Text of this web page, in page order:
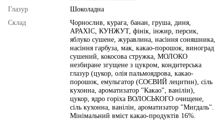
Глазур
Шоколадна
Склад
Чорнослив, курага, банан, груша, диня,
АРАХІС, КУНЖУТ, фінік, інжир, персик,
яблуко сушене, журавлина, насіння соняшника,
насіння гарбуза, мак, какао-порошок, виноград
сушений, кокосова стружка, МОЛОКО
незбиране згущене з цукром, кондитерська
глазур (цукор, олія пальмоядрова, какао-
порошок, емульгатор (СОЄВИЙ лецитин), сіль
кухонна, ароматизатор "Какао", ванілін),
цукор, ядро горіха ВОЛОСЬКОГО очищене,
сіль кухонна, ванілін, ароматизатор "Мигдаль".
Мінімальний вміст какао-продуктів 16%.